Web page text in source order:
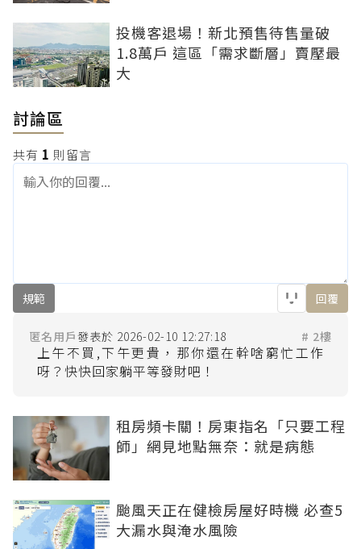
投機客退場！新北預售待售量破
1.8萬戶 這區「需求斷層」賣壓最
大
討論區
共有 1 則留言
規範 回覆
匿名用戶 2026-02-10 12:27:18 # 2樓
上午不買,下午更貴，那你還在幹啥窮忙工作
租房頻卡關！房東指名「只要工程
師」網見地點無奈：就是病態
颱風天正在健檢房屋好時機 必查5
大漏水與淹水風險